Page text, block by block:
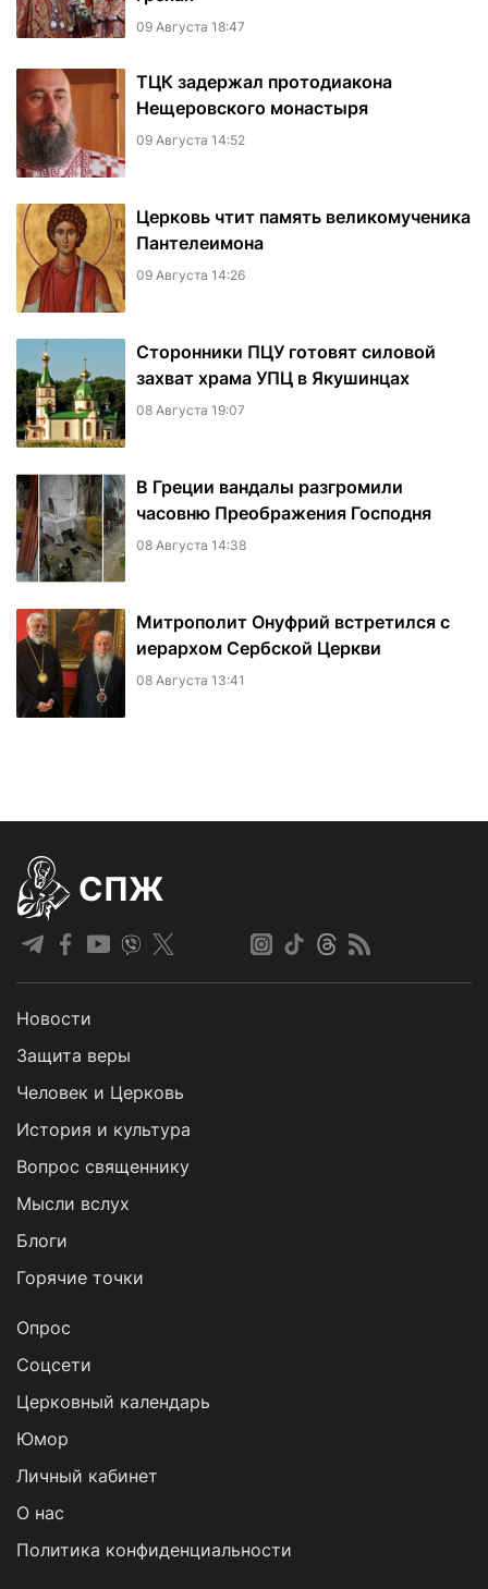
09 Августа 18:47
ТЦК задержал протодиакона
Нещеровского монастыря
09 Августа 14:52
Церковь чтит память великомученика
Пантелеимона
09 Августа 14:26
Сторонники ПЦУ готовят силовой
захват храма УПЦ в Якушинцах
08 Августа 19:07
В Греции вандалы разгромили
часовню Преображения Господня
08 Августа 14:38
Митрополит Онуфрий встретился с
иерархом Сербской Церкви
08 Августа 13:41
СПЖ
Новости
Защита веры
Человек и Церковь
История и культура
Вопрос священнику
Мысли вслух
Блоги
Горячие точки
Опрос
Cоцсети
Церковный календарь
Юмор
Личный кабинет
О нас
Политика конфиденциальности